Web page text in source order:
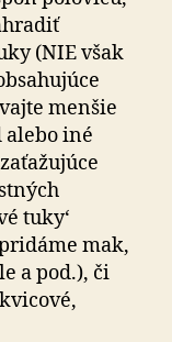
(NIE však
menšie
iné
tuky‘
mak,
a pod.), či